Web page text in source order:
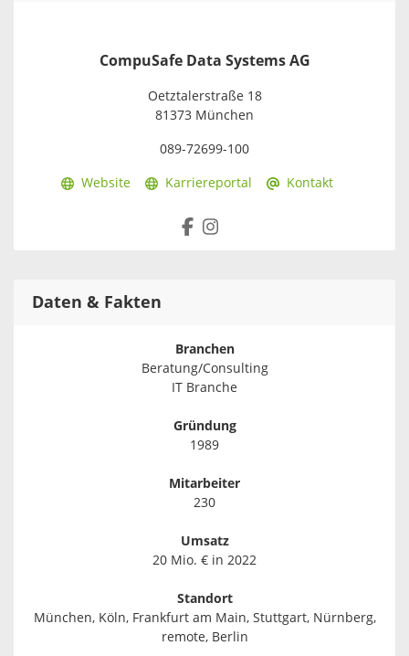
CompuSafe Data Systems AG
Oetztalerstraße 18
81373 München
089-72699-100
Website Karriereportal Kontakt
Daten & Fakten
Branchen
Beratung/Consulting
IT Branche
Gründung
1989
Mitarbeiter
230
Umsatz
20 Mio. € in 2022
Standort
München, Köln, Frankfurt am Main, Stuttgart, Nürnberg,
remote, Berlin